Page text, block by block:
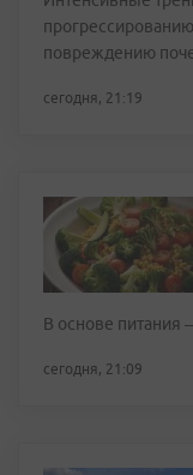
повреждению
сегодня, 21:19
В основе питания
сегодня, 21:09